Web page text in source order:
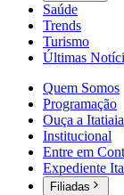
Saúde
Trends
Turismo
Últimas
Quem Somos
Programação
Ouça a Itatiaia
Institucional
Entre em
Expediente
Filiadas